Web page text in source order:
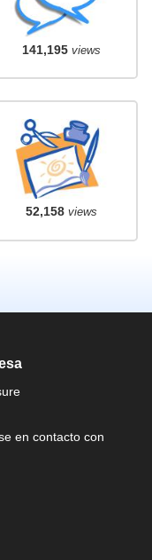
141,195views
52,158views
en contacto con